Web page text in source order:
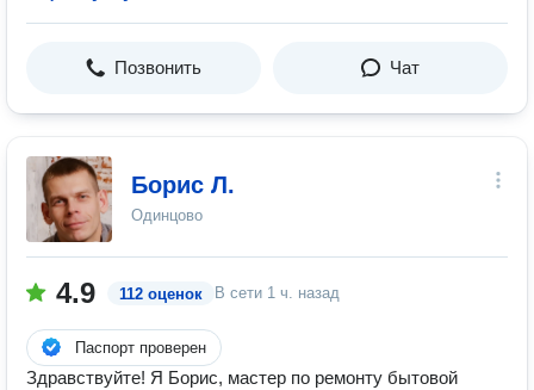
Позвонить Чат
Борис Л.
Одинцово
4.9 112 оценок В сети 1 ч. назад
Паспорт проверен
Здравствуйте! Я Борис, мастер по ремонту бытовой